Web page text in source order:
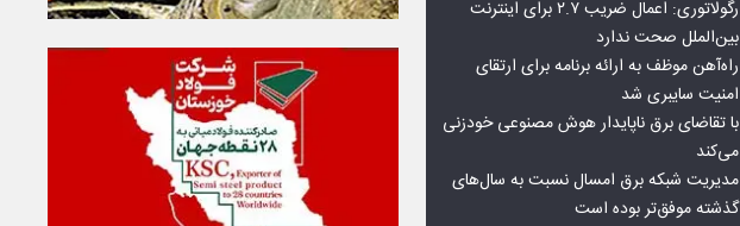
رگولاتوری: اعمال ضریب ۲.۷ برای اینترنت
بین‌الملل صحت ندارد
راه‌آهن موظف به ارائه برنامه برای ارتقای
امنیت سایبری شد
با تقاضای برق ناپایدار هوش مصنوعی خودزنی
می‌کند
مدیریت شبکه برق امسال نسبت به سال‌های
گذشته موفق‌تر بوده است